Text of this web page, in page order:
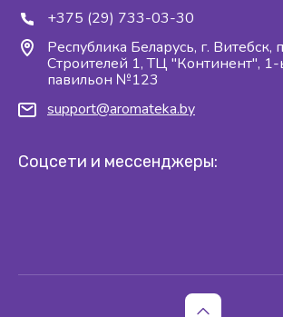
+375 (29) 733-03-30
Республика Беларусь, г. Витебск,
Строителей 1, ТЦ "Континент",
павильон №123
support@aromateka.by
Соцсети и мессенджеры: